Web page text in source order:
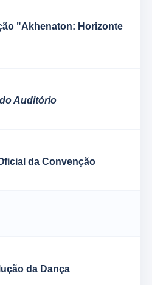
"Akhenaton: Horizonte
Auditório
da Convenção
da Dança